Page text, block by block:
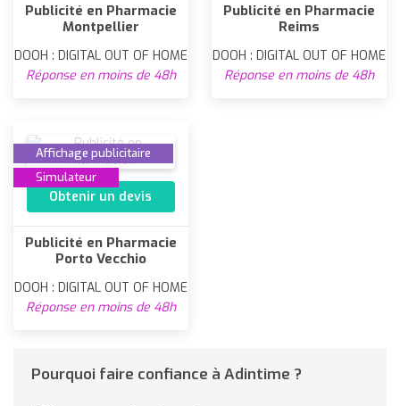
Publicité en Pharmacie
Montpellier
DOOH : DIGITAL OUT OF HOME
Réponse en moins de 48h
Publicité en Pharmacie
Reims
DOOH : DIGITAL OUT OF HOME
Réponse en moins de 48h
Affichage publicitaire
Simulateur
Obtenir un devis
Publicité en Pharmacie
Porto Vecchio
DOOH : DIGITAL OUT OF HOME
Réponse en moins de 48h
Pourquoi faire confiance à Adintime ?